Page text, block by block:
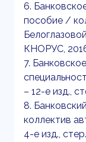
6.
пособие /
КНОРУС,
7.
– 12-е изд.,
8.
коллектив
4-е изд.,